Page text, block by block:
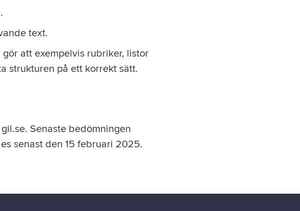
text.
att exempelvis rubriker, listor
strukturen på ett korrekt sätt.
Senaste bedömningen
senast den 15 februari 2025.